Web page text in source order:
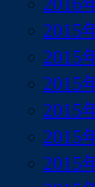
2015
2015
2015
2015
2015
2015